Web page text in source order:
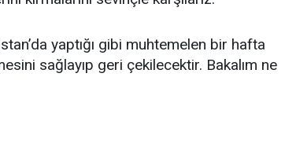
yaptığı gibi muhtemelen bir hafta
sağlayıp geri çekilecektir. Bakalım ne